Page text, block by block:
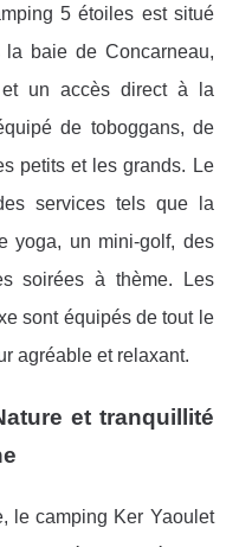
5 étoiles est situé
baie de Concarneau,
et un accès direct à la
de toboggans, de
petits et les grands. Le
services tels que la
yoga, un mini-golf, des
soirées à thème. Les
sont équipés de tout le
agréable et relaxant.
et tranquillité
le camping Ker Yaoulet